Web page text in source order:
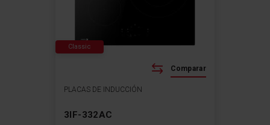
PLACAS DE INDUCCIÓN
3IF-332AC
Comparar
Classic